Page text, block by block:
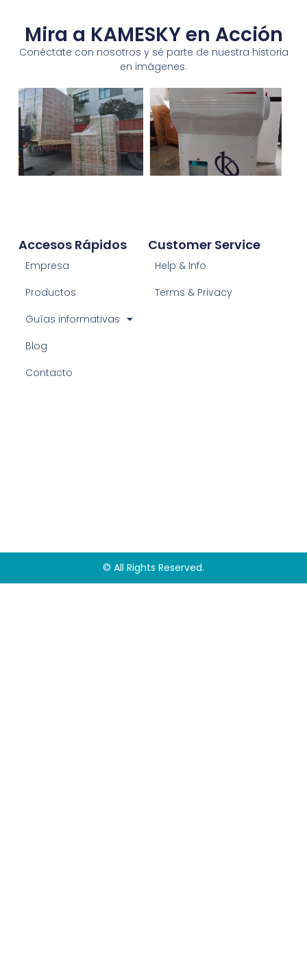
Mira a KAMESKY en Acción
Conéctate con nosotros y sé parte de nuestra historia
en imágenes.
Customer Service
Help & Info
Terms & Privacy
Accesos Rápidos
Empresa
Productos
Guías informativas
Blog
Contacto
© All Rights Reserved.